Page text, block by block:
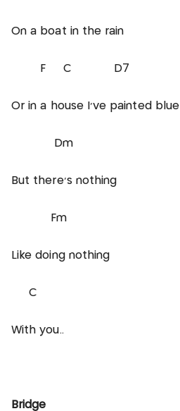
On a boat in the rain
F C D7
Or in a house I've painted blue
Dm
But there's nothing
Fm
Like doing nothing
C
With you..
Bridge